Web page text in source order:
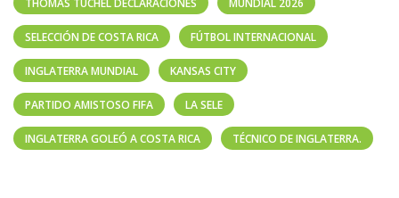
THOMAS TUCHEL DECLARACIONES MUNDIAL 2026
SELECCIÓN DE COSTA RICA FÚTBOL INTERNACIONAL
INGLATERRA MUNDIAL KANSAS CITY
PARTIDO AMISTOSO FIFA LA SELE
INGLATERRA GOLEÓ A COSTA RICA TÉCNICO DE INGLATERRA.